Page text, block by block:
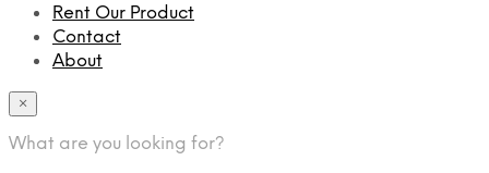
Rent Our Product
Contact
About
×
What are you looking for?